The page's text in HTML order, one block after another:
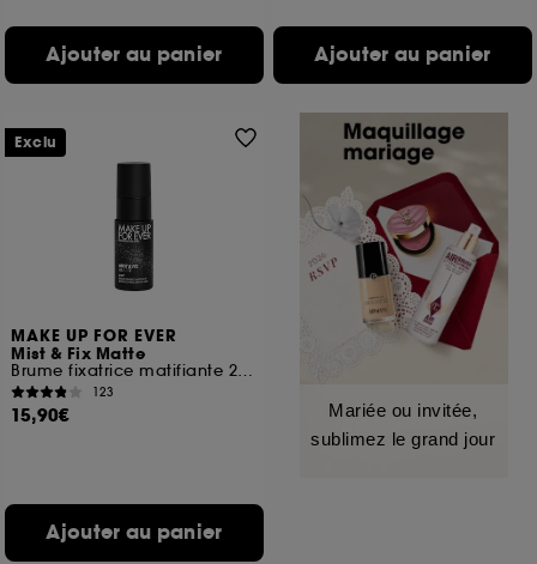
Ajouter au panier Ajouter au panier
MAKE UP FOR EVER
Mist & Fix Matte
Brume fixatrice matifiante 24h format voyage
123
15,90€
Ajouter au panier
Exclu
Mariée ou invitée,
sublimez le grand jour